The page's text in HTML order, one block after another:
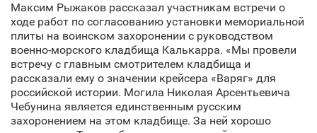
Максим Рыжаков рассказал участникам встречи о
ходе работ по согласованию установки мемориальной
плиты на воинском захоронении с руководством
военно-морского кладбища Калькарра. «Мы провели
встречу с главным смотрителем кладбища и
рассказали ему о значении крейсера «Варяг» для
российской истории. Могила Николая Арсентьевича
Чебунина является единственным русским
захоронением на этом кладбище. За ней хорошо